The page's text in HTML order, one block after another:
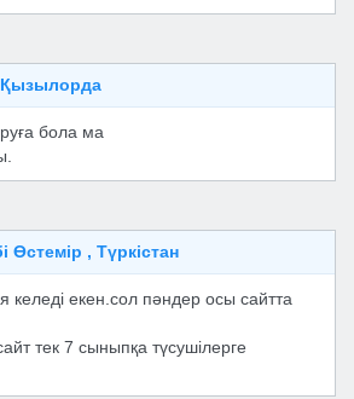
Қызылорда
бола ма
Өстемір , Түркістан
келеді екен.сол пәндер осы сайтта
тек 7 сыныпқа түсушілерге